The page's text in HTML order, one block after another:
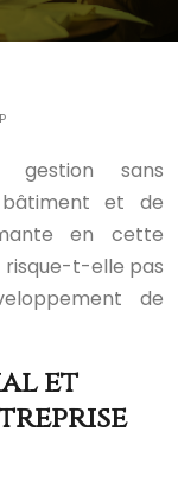
gestion sans
bâtiment et de
en cette
risque-t-elle pas
de
et